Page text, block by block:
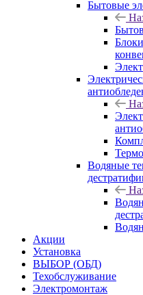
Бытовые
Водяные
Акции
Установка
ВЫБОР (ОБД)
Техобслуживание
Электромонтаж